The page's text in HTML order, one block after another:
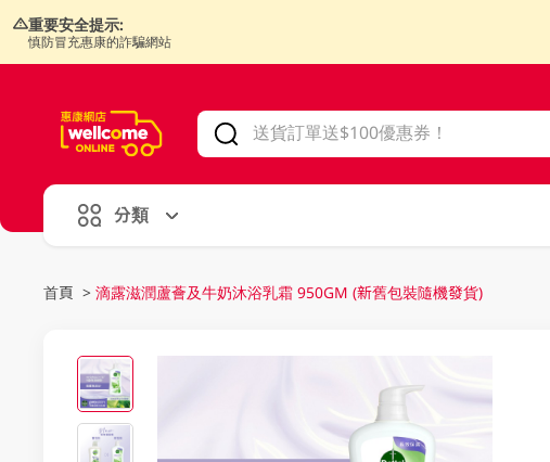
重要安全提示:
慎防冒充惠康的詐騙網站
分類
首頁 > 滴露滋潤蘆薈及牛奶沐浴乳霜 950GM (新舊包裝隨機發貨)